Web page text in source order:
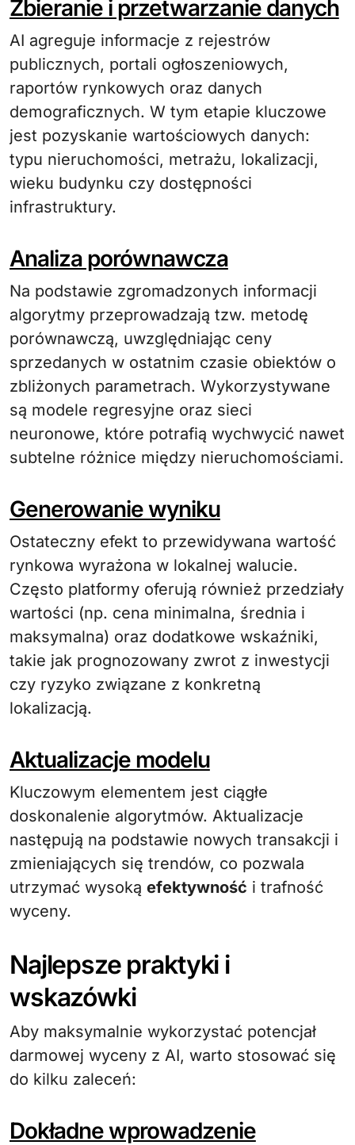
Zbieranie i przetwarzanie danych
AI agreguje informacje z rejestrów
publicznych, portali ogłoszeniowych,
raportów rynkowych oraz danych
demograficznych. W tym etapie kluczowe
jest pozyskanie wartościowych danych:
typu nieruchomości, metrażu, lokalizacji,
wieku budynku czy dostępności
infrastruktury.
Analiza porównawcza
Na podstawie zgromadzonych informacji
algorytmy przeprowadzają tzw. metodę
porównawczą, uwzględniając ceny
sprzedanych w ostatnim czasie obiektów o
zbliżonych parametrach. Wykorzystywane
są modele regresyjne oraz sieci
neuronowe, które potrafią wychwycić nawet
subtelne różnice między nieruchomościami.
Generowanie wyniku
Ostateczny efekt to przewidywana wartość
rynkowa wyrażona w lokalnej walucie.
Często platformy oferują również przedziały
wartości (np. cena minimalna, średnia i
maksymalna) oraz dodatkowe wskaźniki,
takie jak prognozowany zwrot z inwestycji
czy ryzyko związane z konkretną
lokalizacją.
Aktualizacje modelu
Kluczowym elementem jest ciągłe
doskonalenie algorytmów. Aktualizacje
następują na podstawie nowych transakcji i
zmieniających się trendów, co pozwala
utrzymać wysoką efektywność i trafność
wyceny.
Najlepsze praktyki i
wskazówki
Aby maksymalnie wykorzystać potencjał
darmowej wyceny z AI, warto stosować się
do kilku zaleceń:
Dokładne wprowadzenie